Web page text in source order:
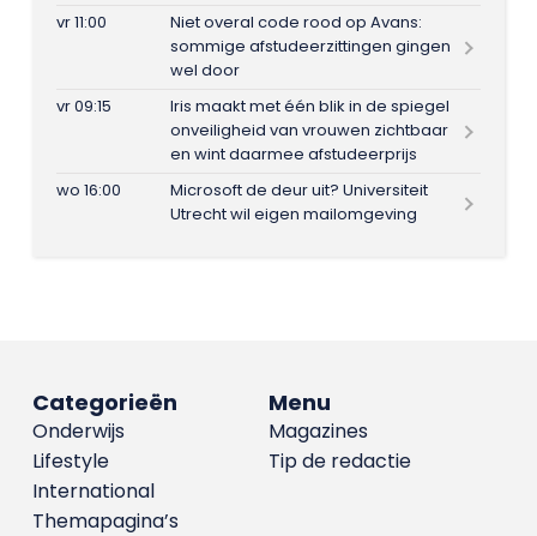
vr 11:00
Niet overal code rood op Avans:
sommige afstudeerzittingen gingen
wel door
vr 09:15
Iris maakt met één blik in de spiegel
onveiligheid van vrouwen zichtbaar
en wint daarmee afstudeerprijs
wo 16:00
Microsoft de deur uit? Universiteit
Utrecht wil eigen mailomgeving
Menu
Magazines
Tip de redactie
Categorieën
Onderwijs
Lifestyle
International
Themapagina’s